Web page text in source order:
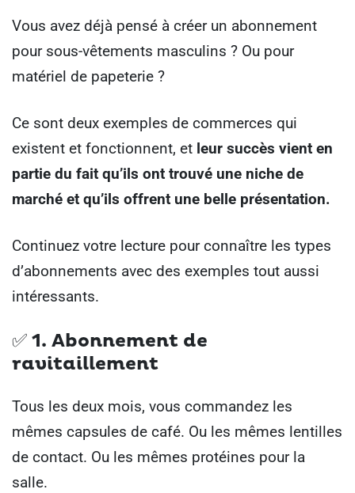
Vous avez déjà pensé à créer un abonnement
pour sous-vêtements masculins ? Ou pour
matériel de papeterie ?
Ce sont deux exemples de commerces qui
existent et fonctionnent, et leur succès vient en
partie du fait qu’ils ont trouvé une niche de
marché et qu’ils offrent une belle présentation.
Continuez votre lecture pour connaître les types
d’abonnements avec des exemples tout aussi
intéressants.
✅ 1. Abonnement de
ravitaillement
Tous les deux mois, vous commandez les
mêmes capsules de café. Ou les mêmes lentilles
de contact. Ou les mêmes protéines pour la
salle.